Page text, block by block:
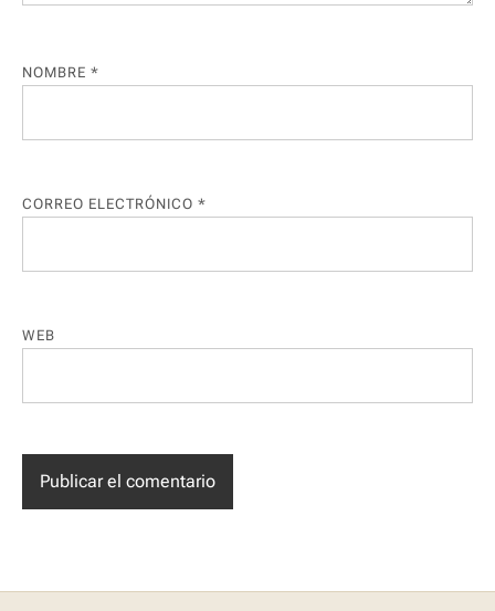
NOMBRE *
CORREO ELECTRÓNICO *
WEB